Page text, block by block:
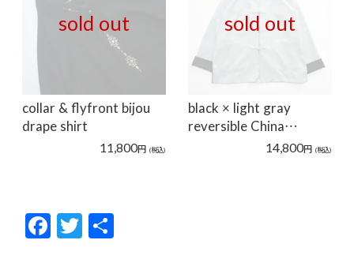
sold out
collar & flyfront bijou
drape shirt
11,800円 (税込)
sold out
black × light gray
reversible China…
14,800円 (税込)
F
ac
T
w